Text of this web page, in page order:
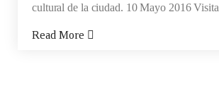
cultural de la ciudad. 10 Mayo 2016
Read More